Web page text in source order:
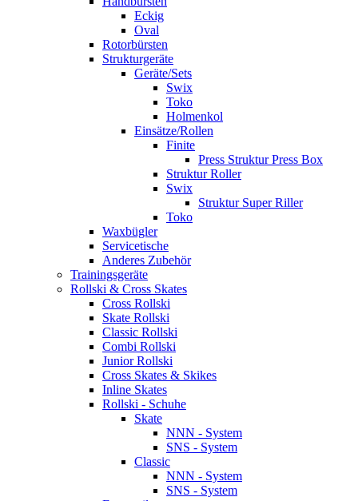
Eckig
Oval
Rotorbürsten
Strukturgeräte
Geräte/Sets
Swix
Toko
Holmenkol
Einsätze/Rollen
Finite
Press Struktur Press Box
Struktur Roller
Swix
Struktur Super Riller
Toko
Waxbügler
Servicetische
Anderes Zubehör
Trainingsgeräte
Rollski & Cross Skates
Cross Rollski
Skate Rollski
Classic Rollski
Combi Rollski
Junior Rollski
Cross Skates & Skikes
Inline Skates
Rollski - Schuhe
Skate
NNN - System
SNS - System
Classic
NNN - System
SNS - System